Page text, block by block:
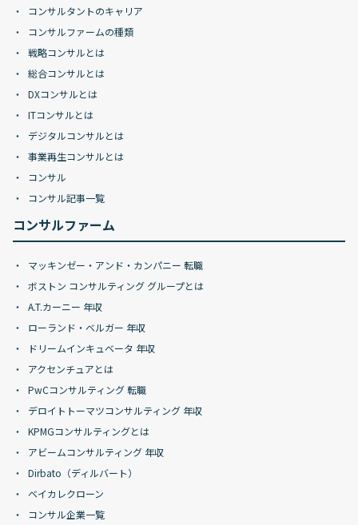
コンサルタントのキャリア
コンサルファームの種類
戦略コンサルとは
総合コンサルとは
DXコンサルとは
ITコンサルとは
デジタルコンサルとは
事業再生コンサルとは
コンサル
コンサル記事一覧
コンサルファーム
マッキンゼー・アンド・カンパニー 転職
ボストン コンサルティング グループとは
A.T.カーニー 年収
ローランド・ベルガー 年収
ドリームインキュベータ 年収
アクセンチュアとは
PwCコンサルティング 転職
デロイトトーマツコンサルティング 年収
KPMGコンサルティングとは
アビームコンサルティング 年収
Dirbato（ディルバート）
ベイカレクローン
コンサル企業一覧